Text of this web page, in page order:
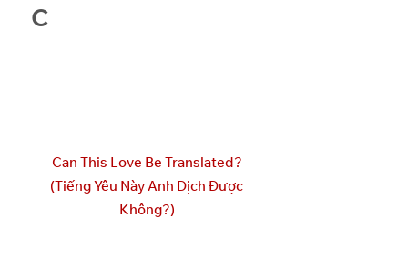
C
Can This Love Be Translated?
(Tiếng Yêu Này Anh Dịch Được
Không?)